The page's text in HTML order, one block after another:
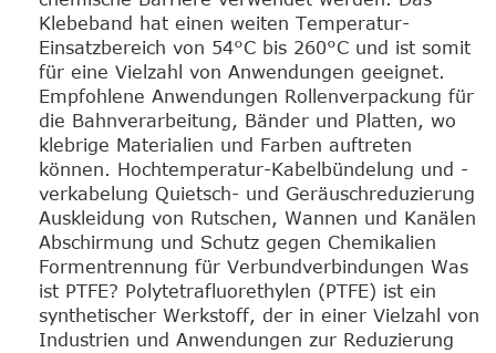
Klebeband hat einen weiten Temperatur-
Einsatzbereich von 54°C bis 260°C und ist somit
für eine Vielzahl von Anwendungen geeignet.
Empfohlene Anwendungen Rollenverpackung für
die Bahnverarbeitung, Bänder und Platten, wo
klebrige Materialien und Farben auftreten
können. Hochtemperatur-Kabelbündelung und -
verkabelung Quietsch- und Geräuschreduzierung
Auskleidung von Rutschen, Wannen und Kanälen
Abschirmung und Schutz gegen Chemikalien
Formentrennung für Verbundverbindungen Was
ist PTFE? Polytetrafluorethylen (PTFE) ist ein
synthetischer Werkstoff, der in einer Vielzahl von
Industrien und Anwendungen zur Reduzierung